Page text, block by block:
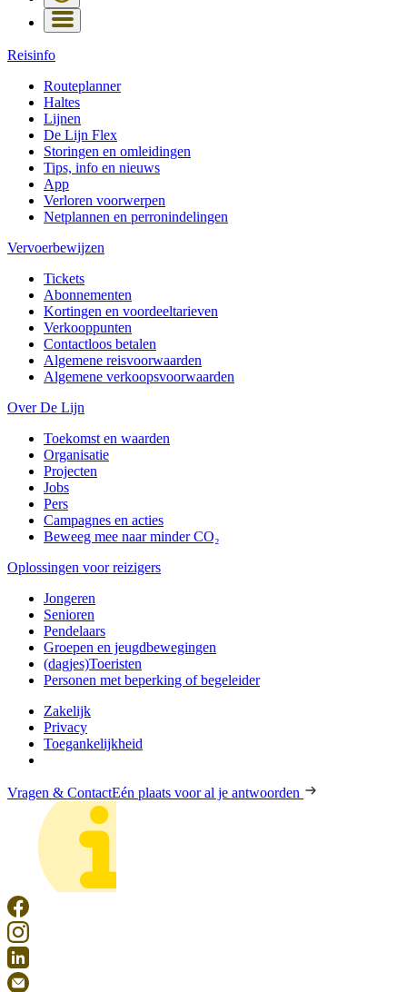
Reisinfo
Routeplanner
Haltes
Lijnen
De Lijn Flex
Storingen en omleidingen
Tips, info en nieuws
App
Verloren voorwerpen
Netplannen en perronindelingen
Vervoerbewijzen
Tickets
Abonnementen
Kortingen en voordeeltarieven
Verkooppunten
Contactloos betalen
Algemene reisvoorwaarden
Algemene verkoopsvoorwaarden
Over De Lijn
Toekomst en waarden
Organisatie
Projecten
Jobs
Pers
Campagnes en acties
Beweeg mee naar minder CO₂
Oplossingen voor reizigers
Jongeren
Senioren
Pendelaars
Groepen en jeugdbewegingen
(dagjes)Toeristen
Personen met beperking of begeleider
Zakelijk
Privacy
Toegankelijkheid
Vragen & ContactEén plaats voor al je antwoorden